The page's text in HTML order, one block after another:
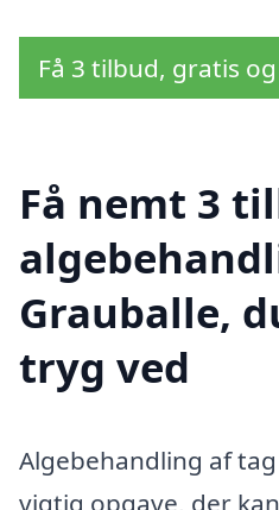
Få 3 tilbud, gratis
Få nemt 3
Grauballe,
tryg ved
Algebehandling af
vigtig opgave, der